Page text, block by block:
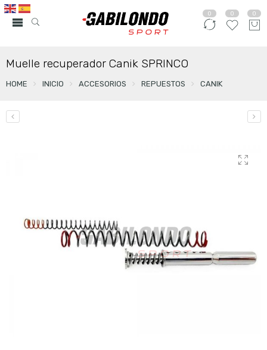
0 0 0
Muelle recuperador Canik SPRINCO
HOME INICIO ACCESORIOS REPUESTOS CANIK